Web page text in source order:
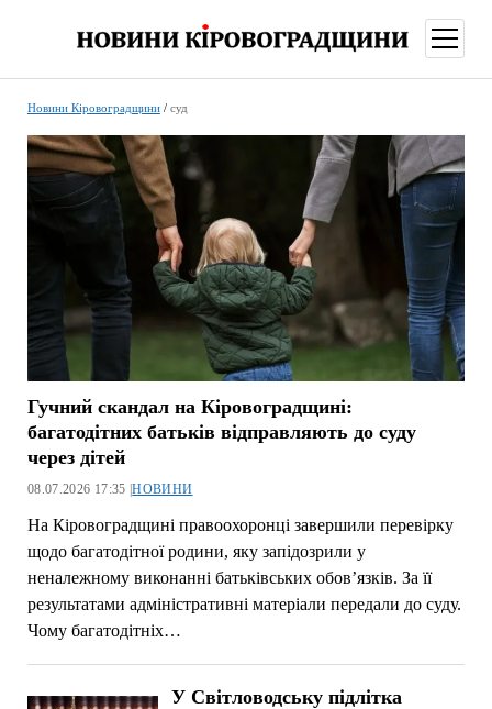
меню
Новини Кіровоградщини/ суд
Гучний скандал на Кіровоградщині:
багатодітних батьків відправляють до суду
через дітей
08.07.2026 17:35 |НОВИНИ
На Кіровоградщині правоохоронці завершили перевірку
щодо багатодітної родини, яку запідозрили у
неналежному виконанні батьківських обов’язків. За її
результатами адміністративні матеріали передали до суду.
Чому багатодітніх…
У Світловодську підлітка